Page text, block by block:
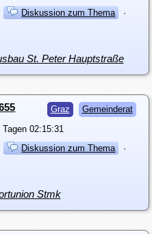
Diskussion zum Thema
·
St. Peter Hauptstraße
Graz Gemeinderat
Tagen 02:15:31
Diskussion zum Thema
·
Stmk